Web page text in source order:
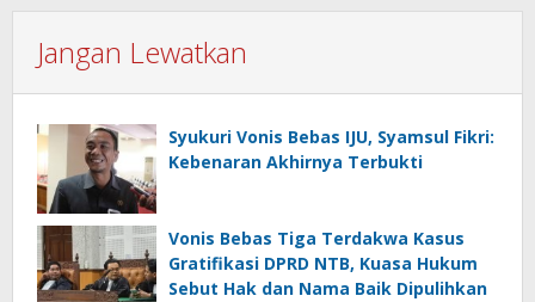
Jangan Lewatkan
Syukuri Vonis Bebas IJU, Syamsul Fikri:
Kebenaran Akhirnya Terbukti
Vonis Bebas Tiga Terdakwa Kasus
Gratifikasi DPRD NTB, Kuasa Hukum
Sebut Hak dan Nama Baik Dipulihkan